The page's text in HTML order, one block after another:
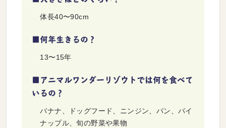
体長40〜90cm
■何年生きるの？
13〜15年
■アニマルワンダーリゾウトでは何を食べて
いるの？
バナナ、ドッグフード、ニンジン、パン、パイ
ナップル、旬の野菜や果物